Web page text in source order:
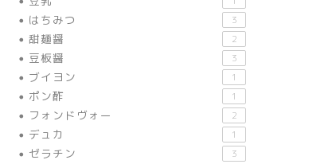
はちみつ 3
甜麺醤 2
豆板醤 3
ブイヨン 1
ポン酢 1
フォンドヴォー 2
デュカ 1
ゼラチン 3